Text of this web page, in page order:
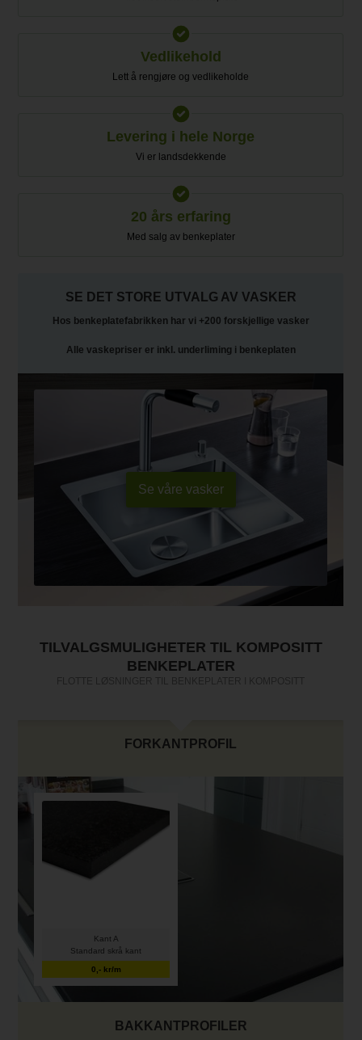
Vedlikehold
Lett å rengjøre og vedlikeholde
Levering i hele Norge
Vi er landsdekkende
20 års erfaring
Med salg av benkeplater
SE DET STORE UTVALG AV VASKER
Hos benkeplatefabrikken har vi +200 forskjellige vasker
Alle vaskepriser er inkl. underliming i benkeplaten
Se våre vasker
TILVALGSMULIGHETER TIL KOMPOSITT
BENKEPLATER
Kant A
Standard skrå kant
0,- kr/m
FORKANTPROFIL
BAKKANTPROFILER